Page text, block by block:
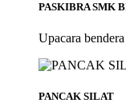
PASKIBRA SMK
Upacara
PANCAK SILAT